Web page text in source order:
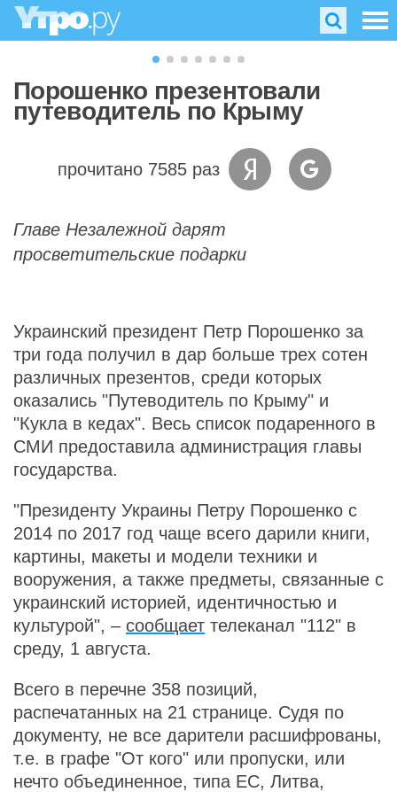
Порошенко презентовали
путеводитель по Крыму
прочитано 7585 раз
Главе Незалежной дарят
просветительские подарки
Украинский президент Петр Порошенко за
три года получил в дар больше трех сотен
различных презентов, среди которых
оказались "Путеводитель по Крыму" и
"Кукла в кедах". Весь список подаренного в
СМИ предоставила администрация главы
государства.
"Президенту Украины Петру Порошенко с
2014 по 2017 год чаще всего дарили книги,
картины, макеты и модели техники и
вооружения, а также предметы, связанные с
украинский историей, идентичностью и
культурой", – сообщает телеканал "112" в
среду, 1 августа.
Всего в перечне 358 позиций,
распечатанных на 21 странице. Судя по
документу, не все дарители расшифрованы,
т.е. в графе "От кого" или пропуски, или
нечто объединенное, типа ЕС, Литва,